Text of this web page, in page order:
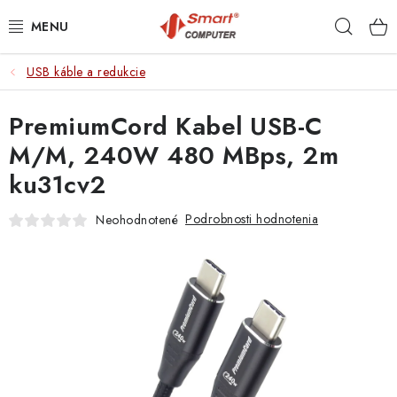
na
NOTEBOOKY
MOBILNÉ ZARIADENIA
PC A KOMPONENTY
PERIFÉRIE
USB káble a redukcie
PremiumCord Kabel USB-C
M/M, 240W 480 MBps, 2m
ku31cv2
Neohodnotené Podrobnosti hodnotenia